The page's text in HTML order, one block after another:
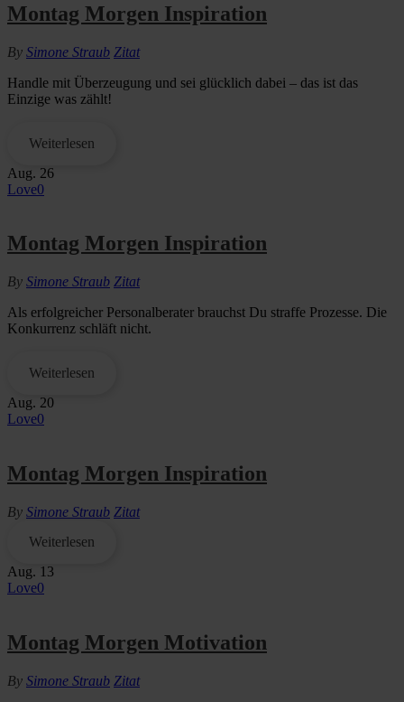
Montag Morgen Inspiration
By Simone Straub Zitat
Handle mit Überzeugung und sei glücklich dabei – das ist das
Einzige was zählt!
Weiterlesen
Aug. 26
Love0
Montag Morgen Inspiration
By Simone Straub Zitat
Als erfolgreicher Personalberater brauchst Du straffe Prozesse. Die
Konkurrenz schläft nicht.
Weiterlesen
Aug. 20
Love0
Montag Morgen Inspiration
By Simone Straub Zitat
Weiterlesen
Aug. 13
Love0
Montag Morgen Motivation
By Simone Straub Zitat